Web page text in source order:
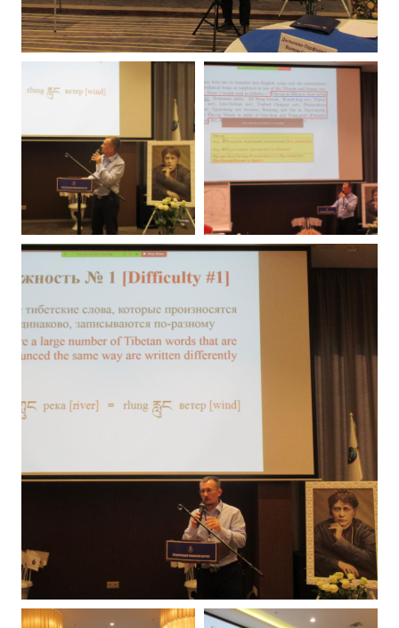
✔️ Заказать Семинар
✔️ Заказать книги/журналы
Международный научно-исследовательский Центр, им. Е.П.
Международное теософское издательство «Альбатрос»
Межрегиональные теософские семинары России. Теософский
Международный Теософский Конгресс
Международный художественный Конкурс, посвященный Елене
Международный поэтический Конкурс «Елене Петровне
Международный музыкальный Конкурс, посвященный Елене
Выставка «Книжная экспедиция»
Конкурс городов России на право проведения
Олимпиада культуры под Знаменем Мира
МЕЖДУНАРОДНЫЙ ЦЕНТР ТЕОСОФИИ
ШКОЛА ТЕОСОФИИ
О школе Теософии